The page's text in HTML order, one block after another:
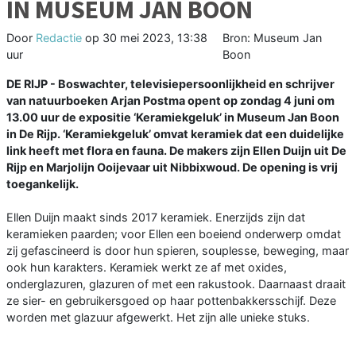
IN MUSEUM JAN BOON
Door Redactie op 30 mei 2023, 13:38
uur
Bron: Museum Jan
Boon
DE RIJP - Boswachter, televisiepersoonlijkheid en schrijver
van natuurboeken Arjan Postma opent op zondag 4 juni om
13.00 uur de expositie ‘Keramiekgeluk’ in Museum Jan Boon
in De Rijp. ‘Keramiekgeluk’ omvat keramiek dat een duidelijke
link heeft met flora en fauna. De makers zijn Ellen Duijn uit De
Rijp en Marjolijn Ooijevaar uit Nibbixwoud. De opening is vrij
toegankelijk.
Ellen Duijn maakt sinds 2017 keramiek. Enerzijds zijn dat
keramieken paarden; voor Ellen een boeiend onderwerp omdat
zij gefascineerd is door hun spieren, souplesse, beweging, maar
ook hun karakters. Keramiek werkt ze af met oxides,
onderglazuren, glazuren of met een rakustook. Daarnaast draait
ze sier- en gebruikersgoed op haar pottenbakkersschijf. Deze
worden met glazuur afgewerkt. Het zijn alle unieke stuks.